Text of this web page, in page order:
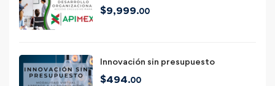
$9,999.00
Innovación sin presupuesto
$494.00